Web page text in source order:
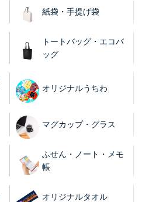
紙袋・手提げ袋
トートバッグ・エコバ
ッグ
オリジナルうちわ
マグカップ・グラス
ふせん・ノート・メモ
帳
オリジナルタオル